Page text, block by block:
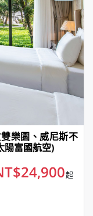
樂園、威尼斯不
陽富國航空)
起